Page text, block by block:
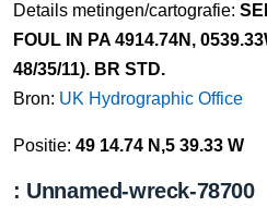
Details metingen/cartografie:
FOUL IN PA 4914.74N,
48/35/11). BR STD.
Bron: UK Hydrographic Office
Positie: 49 14.74 N,5 39.33 W
: Unnamed-wreck-78700